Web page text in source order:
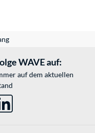
WAVE auf:
auf dem aktuellen